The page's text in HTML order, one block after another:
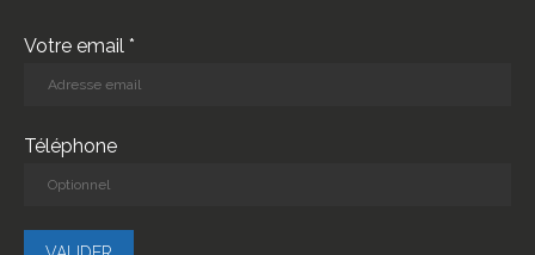
Votre email *
Téléphone